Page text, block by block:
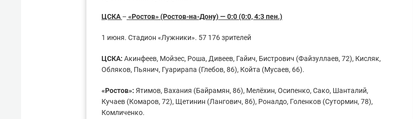
ЦСКА – «Ростов» (Ростов-на-Дону) — 0:0 (0:0, 4:3 пен.)
1 июня. Стадион «Лужники». 57 176 зрителей
ЦСКА: Акинфеев, Мойзес, Роша, Дивеев, Гайич, Бистрович (Файзуллаев, 72), Кисляк,
Обляков, Пьянич, Гуарирапа (Глебов, 86), Койта (Мусаев, 66).
«Ростов»: Ятимов, Вахания (Байрамян, 86), Мелёхин, Осипенко, Сако, Шанталий,
Кучаев (Комаров, 72), Щетинин (Лангович, 86), Роналдо, Голенков (Сутормин, 78),
Комличенко.